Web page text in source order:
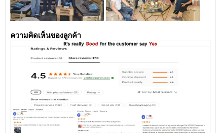
ความคิดเห็นของลูกค้า